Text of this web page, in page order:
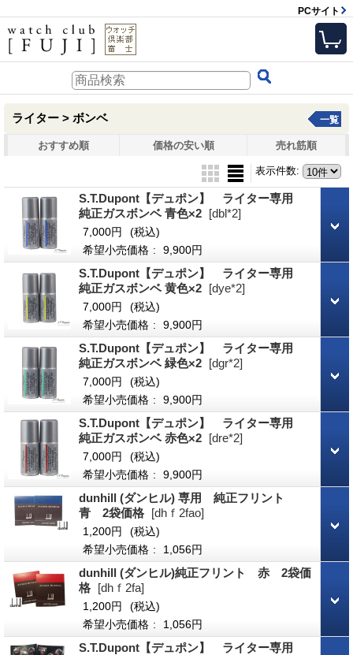
PCサイト
ライター > ボンベ 一覧
おすすめ順 価格の安い順 売れ筋順
表示件数:
S.T.Dupont【デュポン】 ライター専用
純正ガスボンベ 青色×2 [dbl*2]
7,000円
(税込)
希望小売価格 : 9,900円
S.T.Dupont【デュポン】 ライター専用
純正ガスボンベ 黄色×2 [dye*2]
7,000円
(税込)
希望小売価格 : 9,900円
S.T.Dupont【デュポン】 ライター専用
純正ガスボンベ 緑色×2 [dgr*2]
7,000円
(税込)
希望小売価格 : 9,900円
S.T.Dupont【デュポン】 ライター専用
純正ガスボンベ 赤色×2 [dre*2]
7,000円
(税込)
希望小売価格 : 9,900円
dunhill (ダンヒル) 専用 純正フリント
青 2袋価格 [dhｆ2fao]
1,200円
(税込)
希望小売価格 : 1,056円
dunhill (ダンヒル)純正フリント 赤 2袋価
格 [dhｆ2fa]
1,200円
(税込)
希望小売価格 : 1,056円
S.T.Dupont【デュポン】 ライター専用